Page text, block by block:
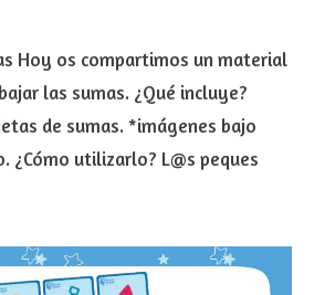
Hoy os compartimos un material
las sumas. ¿Qué incluye?
de sumas. *imágenes bajo
¿Cómo utilizarlo? L@s peques